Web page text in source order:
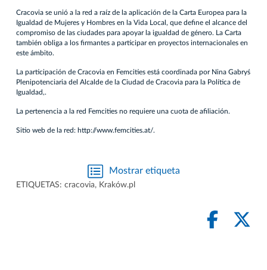
Cracovia se unió a la red a raíz de la aplicación de la Carta Europea para la
Igualdad de Mujeres y Hombres en la Vida Local, que define el alcance del
compromiso de las ciudades para apoyar la igualdad de género. La Carta
también obliga a los firmantes a participar en proyectos internacionales en
este ámbito.
La participación de Cracovia en Femcities está coordinada por Nina Gabryś
Plenipotenciaria del Alcalde de la Ciudad de Cracovia para la Política de
Igualdad,.
La pertenencia a la red Femcities no requiere una cuota de afiliación.
Sitio web de la red: http://www.femcities.at/.
Mostrar etiqueta
ETIQUETAS: cracovia, Kraków.pl